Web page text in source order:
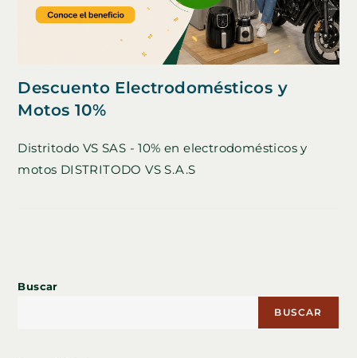
Descuento Electrodomésticos y
Motos 10%
Distritodo VS SAS - 10% en electrodomésticos y
motos DISTRITODO VS S.A.S
Buscar
BUSCAR